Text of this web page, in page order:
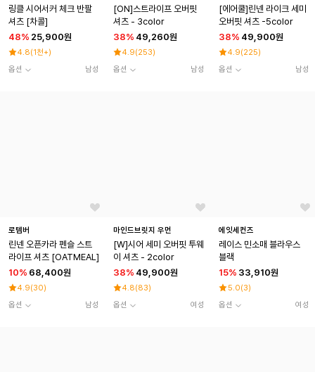
링클 시어서커 체크 반팔
셔츠 [차콜]
48% 25,900원
4.8(1천+)
옵션
남성
[ON]스트라이프 오버핏
셔츠 - 3color
38% 49,260원
4.9(253)
옵션
남성
[에어쿨]린넨 라이크 세미
오버핏 셔츠 -5color
38% 49,900원
4.9(225)
옵션
남성
로템버
린넨 오픈카라 펜슬 스트
라이프 셔츠 [OATMEAL]
10% 68,400원
4.9(30)
옵션
남성
마인드브릿지 우먼
[W]시어 세미 오버핏 투웨
이 셔츠 - 2color
38% 49,900원
4.8(83)
옵션
여성
에잇세컨즈
레이스 민소매 블라우스
블랙
15% 33,910원
5.0(3)
옵션
여성